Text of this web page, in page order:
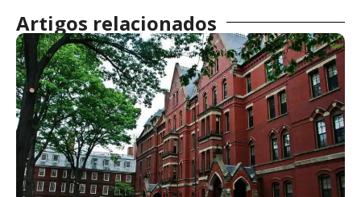
Artigos relacionados